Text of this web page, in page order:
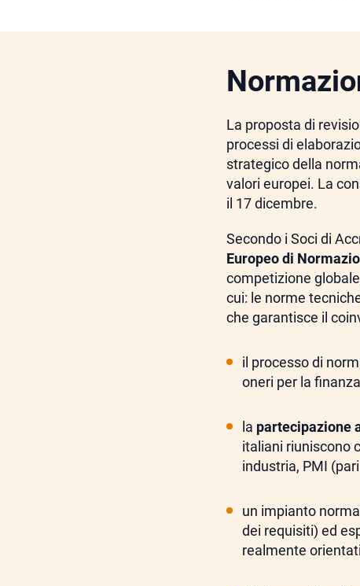
La proposta di
processi di
strategico della
valori europei. La
il 17 dicembre.
Secondo i Soci di
Europeo di
competizione
cui: le norme
che garantisce il
il processo di
oneri per la
la partecipazione
italiani riuniscono
industria, PMI
un impianto
dei requisiti) ed
realmente